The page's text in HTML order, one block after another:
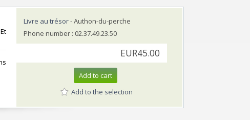
Livre au trésor- Authon-du-perche
Phone number : 02.37.49.23.50
EUR45.00
Add to cart
Add to the selection